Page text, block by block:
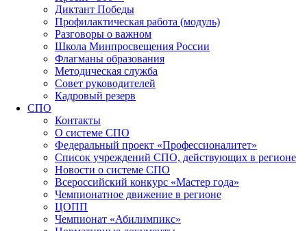
Диктант Победы
Профилактическая работа (модуль)
Разговоры о важном
Школа Минпросвещения России
Флагманы образования
Методическая служба
Совет руководителей
Кадровый резерв
СПО
Контакты
О системе СПО
Федеральный проект «Профессионалитет»
Список учреждений СПО, действующих в регионе
Новости о системе СПО
Всероссийский конкурс «Мастер года»
Чемпионатное движение в регионе
ЦОПП
Чемпионат «Абилимпикс»